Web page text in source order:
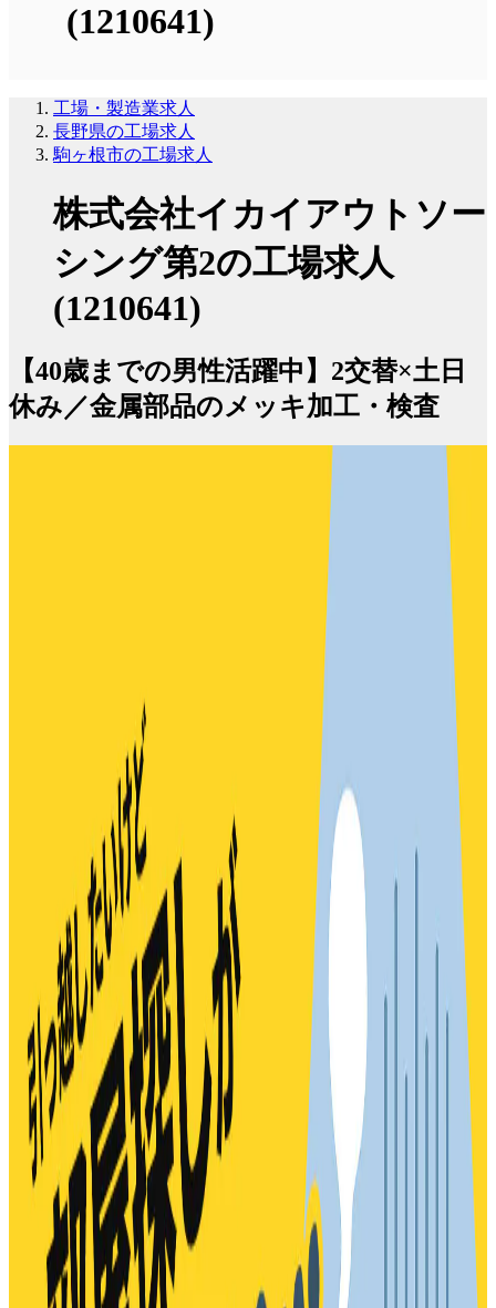
(1210641)
工場・製造業求人
長野県の工場求人
駒ヶ根市の工場求人
株式会社イカイアウトソー
シング第2の工場求人
(1210641)
【40歳までの男性活躍中】2交替×土日
休み／金属部品のメッキ加工・検査